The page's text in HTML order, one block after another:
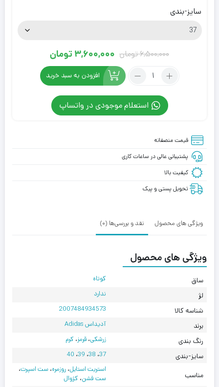
4,980,000
تومان
سایز-بندی
6,500,000تومان
قیمت
اصلی
6,500,000
تومان
بود.
3,600,000 تومان
قیمت
فعلی
3,600,000
تومان
است.
تعداد:
آدیداس
سامبا
ولز
زرشکی
کرم
Wales
Fox
Brown
افزودن به سبد خرید
استعلام موجودی در واتساپ
قیمت منصفانه
پشتیبانی عالی در ساعات کاری
کیفیت بالا
تحویل پستی و پیک
ویژگی های محصول نقد و بررسی‌ها (0)
ویژگی های محصول
ساق کوتاه
لژ ندارد
شناسه کالا 2007484934573
برند آدیداس Adidas
رنگ بندی زرشکی،قرمز، کرم
سایز-بندی 37، 38، 39، 40
مناسب
استریت استایل،روزمره،ست اسپرت،
ست فشن، کژوال